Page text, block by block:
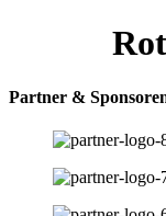
Partner &